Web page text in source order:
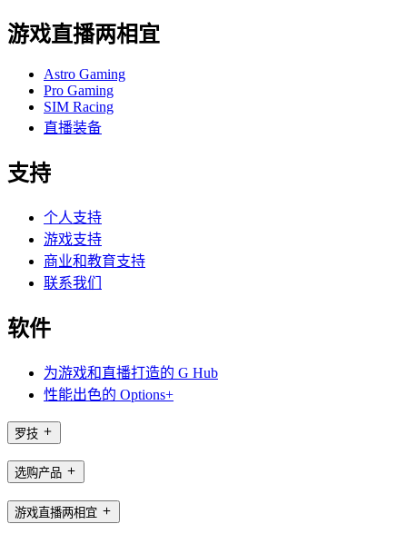
游戏直播两相宜
Astro Gaming
Pro Gaming
SIM Racing
直播装备
支持
个人支持
游戏支持
商业和教育支持
联系我们
软件
为游戏和直播打造的 G Hub
性能出色的 Options+
罗技
选购产品
游戏直播两相宜